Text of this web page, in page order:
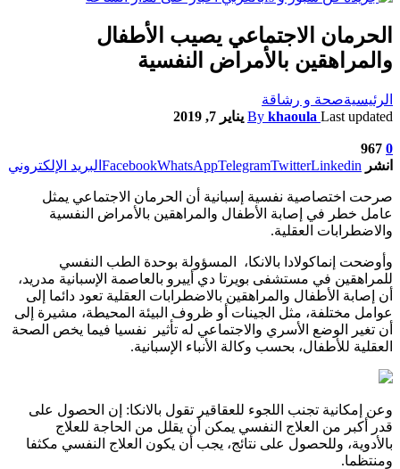
الحرمان الاجتماعي يصيب الأطفال
والمراهقين بالأمراض النفسية
الرئيسيةصحة و رشاقة
By khaoula Last updated يناير 7, 2019
0
967
انشر
FacebookWhatsAppTelegramTwitterLinkedin البريد الإلكتروني
صرحت اختصاصية نفسية إسبانية أن الحرمان الاجتماعي يمثل
عامل خطر في إصابة الأطفال والمراهقين بالأمراض النفسية
والاضطرابات العقلية.
وأوضحت إنماكولادا بالانكا، المسؤولة بوحدة الطب النفسي
للمراهقين في مستشفى بويرتا دي أييرو بالعاصمة الإسبانية مدريد،
أن إصابة الأطفال والمراهقين بالاضطرابات العقلية تعود دائما إلى
عوامل مختلفة، مثل الجينات أو ظروف البيئة المحيطة، مشيرة إلى
أن تغير الوضع الأسري والاجتماعي له تأثير نفسيا فيما يخص الصحة
العقلية للأطفال، بحسب وكالة الأنباء الإسبانية.
وعن إمكانية تجنب اللجوء للعقاقير تقول بالانكا: إن الحصول على
قدر أكبر من العلاج النفسي يمكن أن يقلل من الحاجة للعلاج
بالأدوية، وللحصول على نتائج، يجب أن يكون العلاج النفسي مكثفا
ومنتظما.